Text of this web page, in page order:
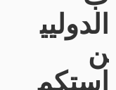
الدوليي
ن
استكم